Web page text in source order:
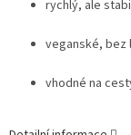
rychlý, ale
veganské, bez
vhodné na